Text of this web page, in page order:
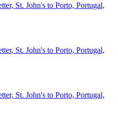
St. John's to Porto, Portugal,
St. John's to Porto, Portugal,
St. John's to Porto, Portugal,